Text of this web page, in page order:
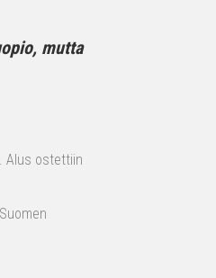
mutta
Alus ostettiin